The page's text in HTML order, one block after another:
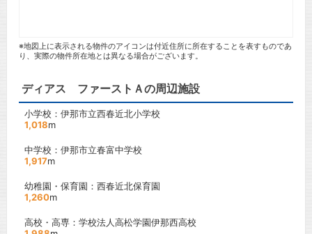
※地図上に表示される物件のアイコンは付近住所に所在することを表すものであ
り、実際の物件所在地とは異なる場合がございます。
ディアス ファーストＡの周辺施設
小学校：伊那市立西春近北小学校
1,018m
中学校：伊那市立春富中学校
1,917m
幼稚園・保育園：西春近北保育園
1,260m
高校・高専：学校法人高松学園伊那西高校